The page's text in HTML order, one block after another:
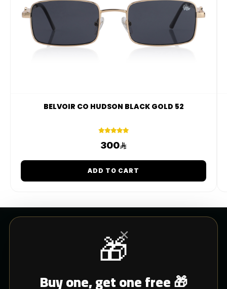
BELVOIR CO HUDSON BLACK GOLD 52
300
ADD TO CART
×
🎁
Buy one, get one free 🎁
CUSTOMER SERVICE